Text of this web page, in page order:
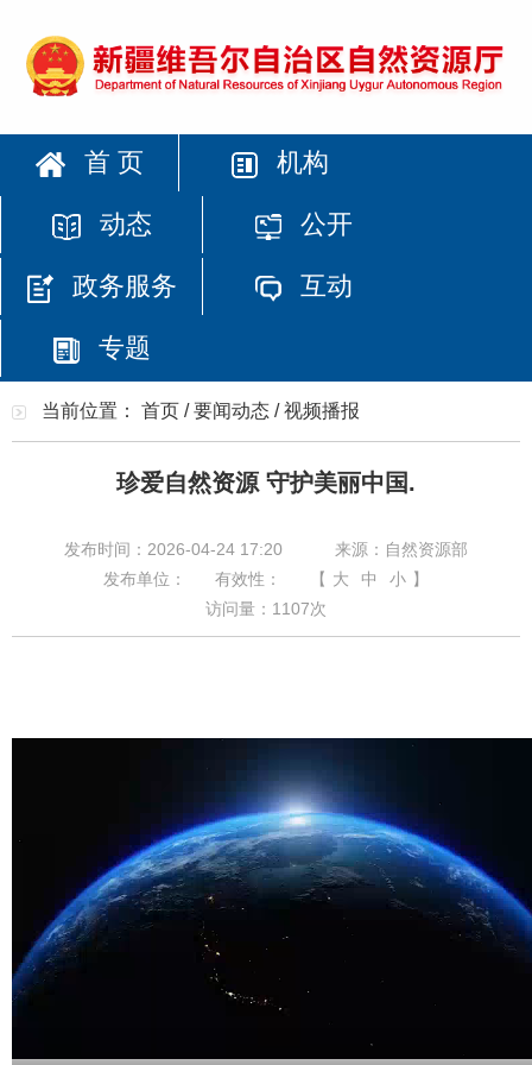
首 页 机构
动态 公开
政务服务 互动
专题
当前位置： 首页 /要闻动态 /视频播报
珍爱自然资源 守护美丽中国.
发布时间：2026-04-24 17:20
来源：自然资源部
发布单位：
有效性： 【 大 中 小 】
访问量： 1107次